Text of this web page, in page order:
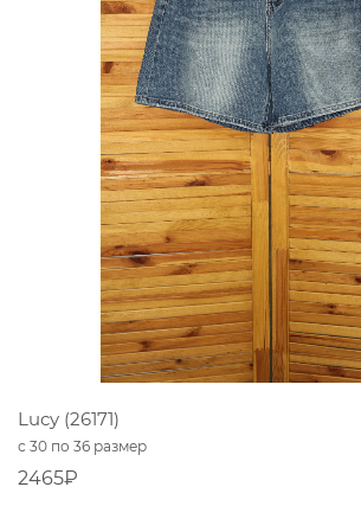
Lucy (26171)
с 30 по 36 размер
2465₽